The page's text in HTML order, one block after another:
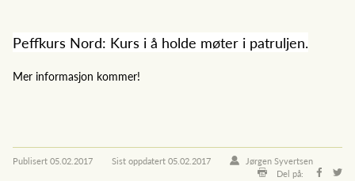
Peffkurs Nord: Kurs i å holde møter i patruljen.
Mer informasjon kommer!
Publisert05.02.2017 Sist oppdatert05.02.2017
Jørgen Syvertsen
Del på: